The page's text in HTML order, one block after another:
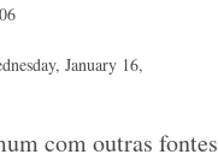
January 16,
com outras fontes